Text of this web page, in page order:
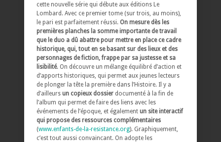
cette nouvelle série qui débute aux éditions Le
Lombard. Avec ce premier tome (sur trois, au moins),
le pari est parfaitement réussi. On mesure dès les
premières planches la somme importante de travail
que le duo a dû abattre pour mettre en place ce cadre
historique, qui, tout en se basant sur des lieux et des
personnages de fiction, frappe par sa justesse et sa
lisibilité. On découvre un mélange équilibré d’action et
d’apports historiques, qui permet aux jeunes lecteurs
de plonger la tête la première dans l’Histoire. Il y a
d’ailleurs un copieux dossier documenté à la fin de
l’album qui permet de faire des liens avec les
événements de l’époque, et également un site interactif
qui propose des ressources complémentaires
(www.enfants-de-la-resistance.org). Graphiquement,
c’est tout aussi convaincant. On adopte les